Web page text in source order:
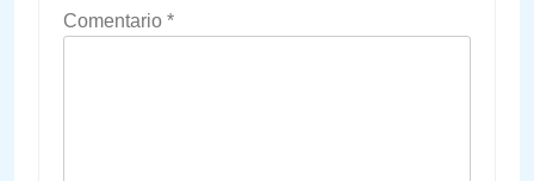
Comentario *